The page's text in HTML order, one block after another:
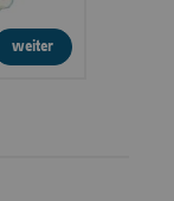
weiter